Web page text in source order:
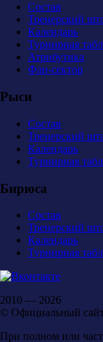
Состав
Тренерский
Календарь
Турнирная
Атрибутика
Фан-сектор
Рыси
Состав
Тренерский
Календарь
Турнирная
Бирюса
Состав
Тренерский
Календарь
Турнирная
2010 — 2026
© Официальный
При полном или